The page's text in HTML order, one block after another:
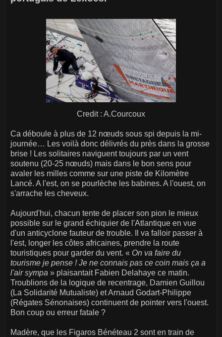
Credit : A.Courcoux
Ca déboule à plus de 12 nœuds sous spi depuis la mi-
journée… Les voilà donc délivrés du près dans la grosse
brise ! Les solitaires naviguent toujours par un vent
soutenu (20-25 nœuds) mais dans le bon sens pour
avaler les milles comme sur une piste de Kilomètre
Lancé. A l'est, on se pourlèche les babines. A l'ouest, on
s'arrache les cheveux.
Aujourd'hui, chacun tente de placer son pion le mieux
possible sur le grand échiquier de l'Atlantique en vue
d'un anticyclone fauteur de trouble. Il va falloir passer à
l'est, longer les côtes africaines, prendre la route
touristiques pour garder du vent. « On va faire du
tourisme je pense ! Je ne connais pas ce coin mais ça a
l'air sympa » plaisantait Fabien Delahaye ce matin.
Troublions de la logique de recentrage, Damien Guillou
(La Solidarité Mutualiste) et Arnaud Godart-Philippe
(Régates Sénonaises) continuent de pointer vers l'ouest.
Bon coup ou erreur fatale ?
Madère, que les Figaros Bénéteau 2 sont en train de